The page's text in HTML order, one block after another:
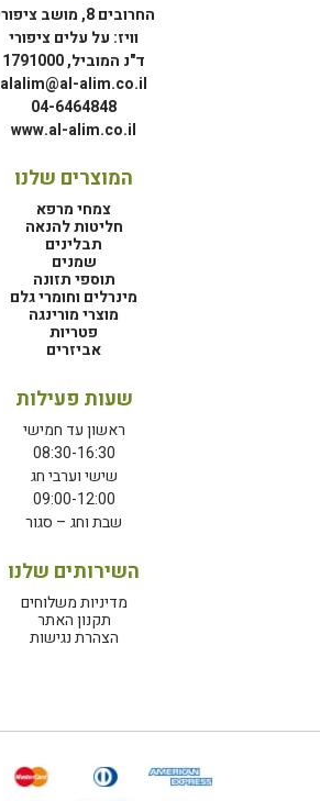
החרובים 8, מושב ציפורי
וויז: על עלים ציפורי
ד"נ המוביל, 1791000
alalim@al-alim.co.il
04-6464848
www.al-alim.co.il
המוצרים שלנו
צמחי מרפא
חליטות להנאה
תבלינים
שמנים
תוספי תזונה
מינרלים וחומרי גלם
מוצרי מורינגה
פטריות
אביזרים
שעות פעילות
ראשון עד חמישי
08:30-16:30
שישי וערבי חג
09:00-12:00
שבת וחג – סגור
השירותים שלנו
מדיניות משלוחים
תקנון האתר
הצהרת נגישות